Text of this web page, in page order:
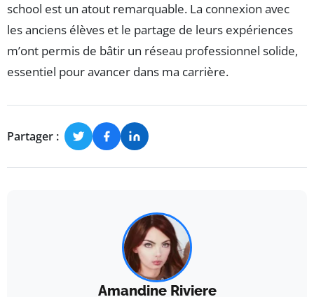
school est un atout remarquable. La connexion avec
les anciens élèves et le partage de leurs expériences
m’ont permis de bâtir un réseau professionnel solide,
essentiel pour avancer dans ma carrière.
Partager :
Amandine Riviere